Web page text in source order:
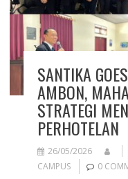
SANTIKA
AMBON,
STRATEGI
PERHOTELAN
26/05/2026
CAMPUS
0